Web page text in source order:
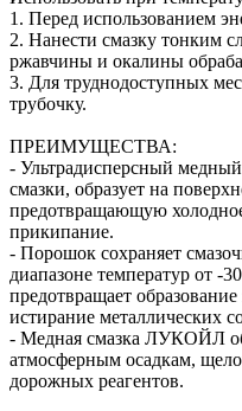
1. Перед использованием
2. Нанести смазку тонким
ржавчины и окалины
3. Для труднодоступных
трубочку.
ПРЕИМУЩЕСТВА:
- Ультрадисперсный
смазки, образует на
предотвращающую
прикипание.
- Порошок сохраняет
диапазоне температур от -
предотвращает
истирание металлических
- Медная смазка ЛУКОЙЛ
атмосферным осадкам,
дорожных реагентов.